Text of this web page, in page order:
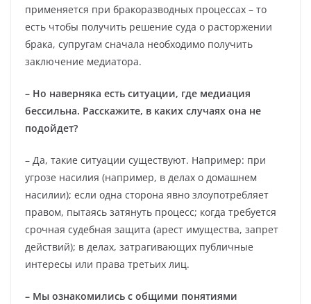
применяется при бракоразводных процессах – то
есть чтобы получить решение суда о расторжении
брака, супругам сначала необходимо получить
заключение медиатора.
– Но наверняка есть ситуации, где медиация
бессильна. Расскажите, в каких случаях она не
подойдет?
– Да, такие ситуации существуют. Например: при
угрозе насилия (например, в делах о домашнем
насилии); если одна сторона явно злоупотребляет
правом, пытаясь затянуть процесс; когда требуется
срочная судебная защита (арест имущества, запрет
действий); в делах, затрагивающих публичные
интересы или права третьих лиц.
– Мы ознакомились с общими понятиями